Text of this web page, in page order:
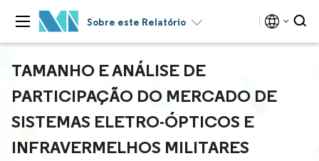
Sobre este Relatório
TAMANHO E ANÁLISE DE
PARTICIPAÇÃO DO MERCADO DE
SISTEMAS ELETRO-ÓPTICOS E
INFRAVERMELHOS MILITARES